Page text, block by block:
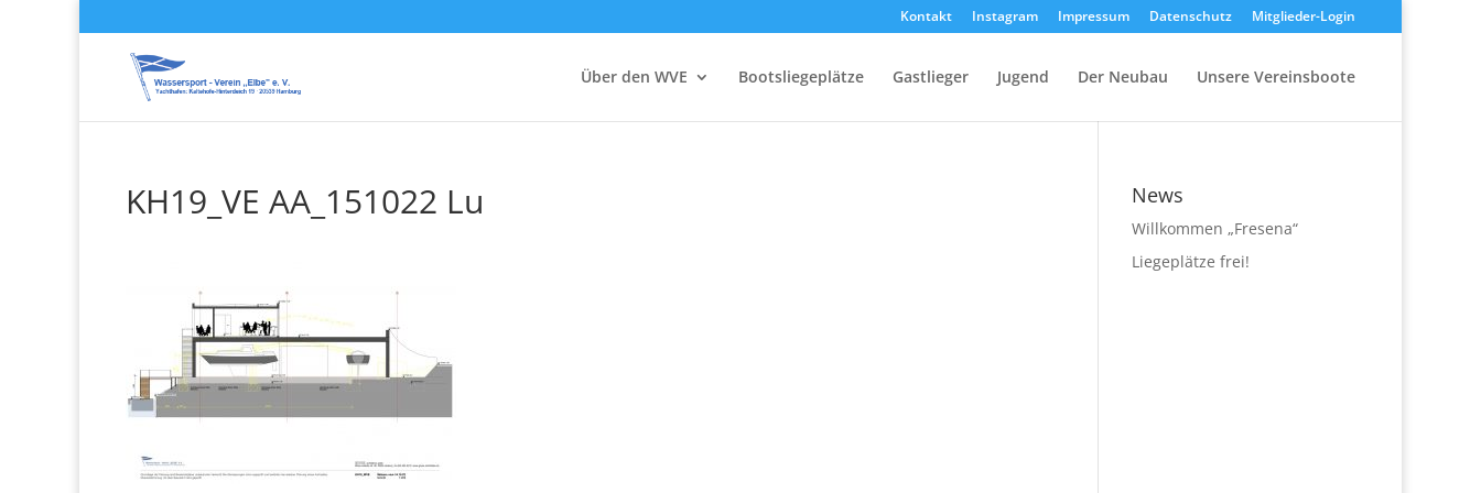
Kontakt Instagram Impressum Datenschutz Mitglieder-Login
Über den WVE Bootsliegeplätze Gastlieger Jugend Der Neubau Unsere Vereinsboote
KH19_VE AA_151022 Lu News
Willkommen „Fresena“
Liegeplätze frei!